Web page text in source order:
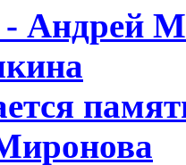
- Андрей